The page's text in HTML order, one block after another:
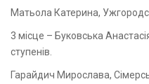
Матьола Катерина,
3 місце – Буковська
ступенів.
Гарайдич Мирослава,